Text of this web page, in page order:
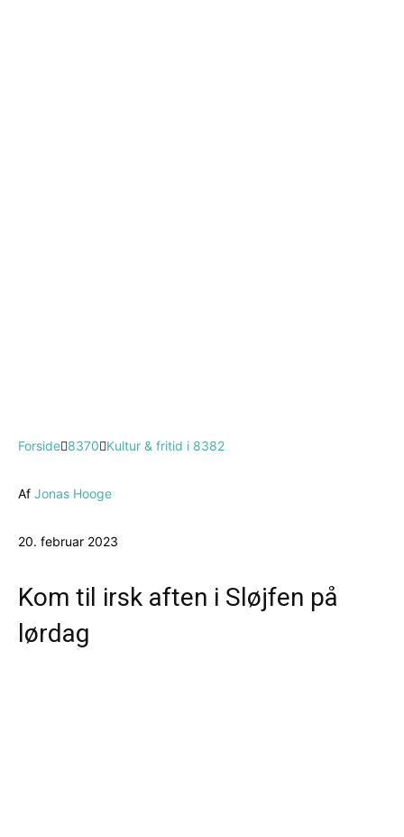
Forside 8370 Kultur & fritid i 8382
Af Jonas Hooge
20. februar 2023
Kom til irsk aften i Sløjfen på
lørdag